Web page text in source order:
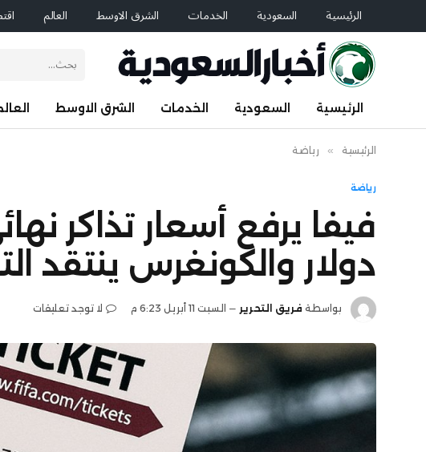
الرئيسية السعودية الخدمات الشرق الاوسط العالم
الرئيسية السعودية الخدمات الشرق الاوسط
الرئيسية » رياضة
رياضة
دولار والكونغرس ينتقد
بواسطة فريق التحرير السبت 11 أبريل 6:23 م لا توجد تعليقات